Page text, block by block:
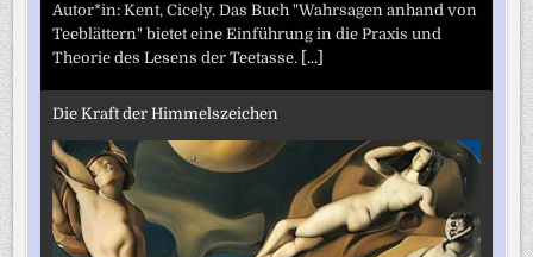
Autor*in: Kent, Cicely. Das Buch "Wahrsagen anhand von
Teeblättern" bietet eine Einführung in die Praxis und
Theorie des Lesens der Teetasse. [...]
Die Kraft der Himmelszeichen